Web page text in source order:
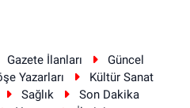
Gazete İlanları
Güncel
Yazarları
Kültür Sanat
Sağlık
Son Dakika